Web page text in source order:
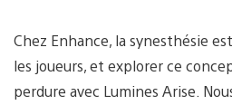
Chez Enhance, la synesthésie
les joueurs, et explorer ce
perdure avec Lumines Arise.